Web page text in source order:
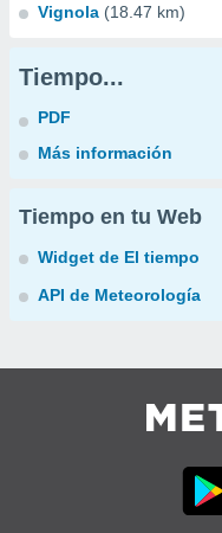
Vignola (18.47 km)
Tiempo...
PDF
Más información
Tiempo en tu Web
Widget de El tiempo
API de Meteorología